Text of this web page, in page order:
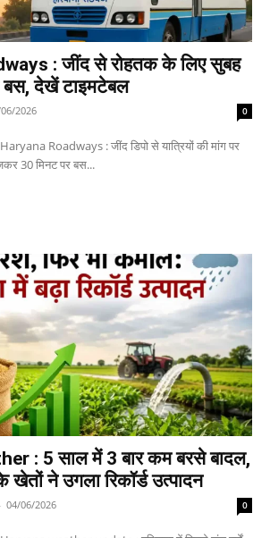
: जींद से रोहतक के लिए सुबह
बस, देखें टाइमटेबल
2026 0
Roadways : जींद डिपो से यात्रियों की मांग पर
30 मिनट पर बस...
: 5 साल में 3 बार कम बरसे बादल,
खेतों ने उगला रिकॉर्ड उत्पादन
- 04/06/2026 0